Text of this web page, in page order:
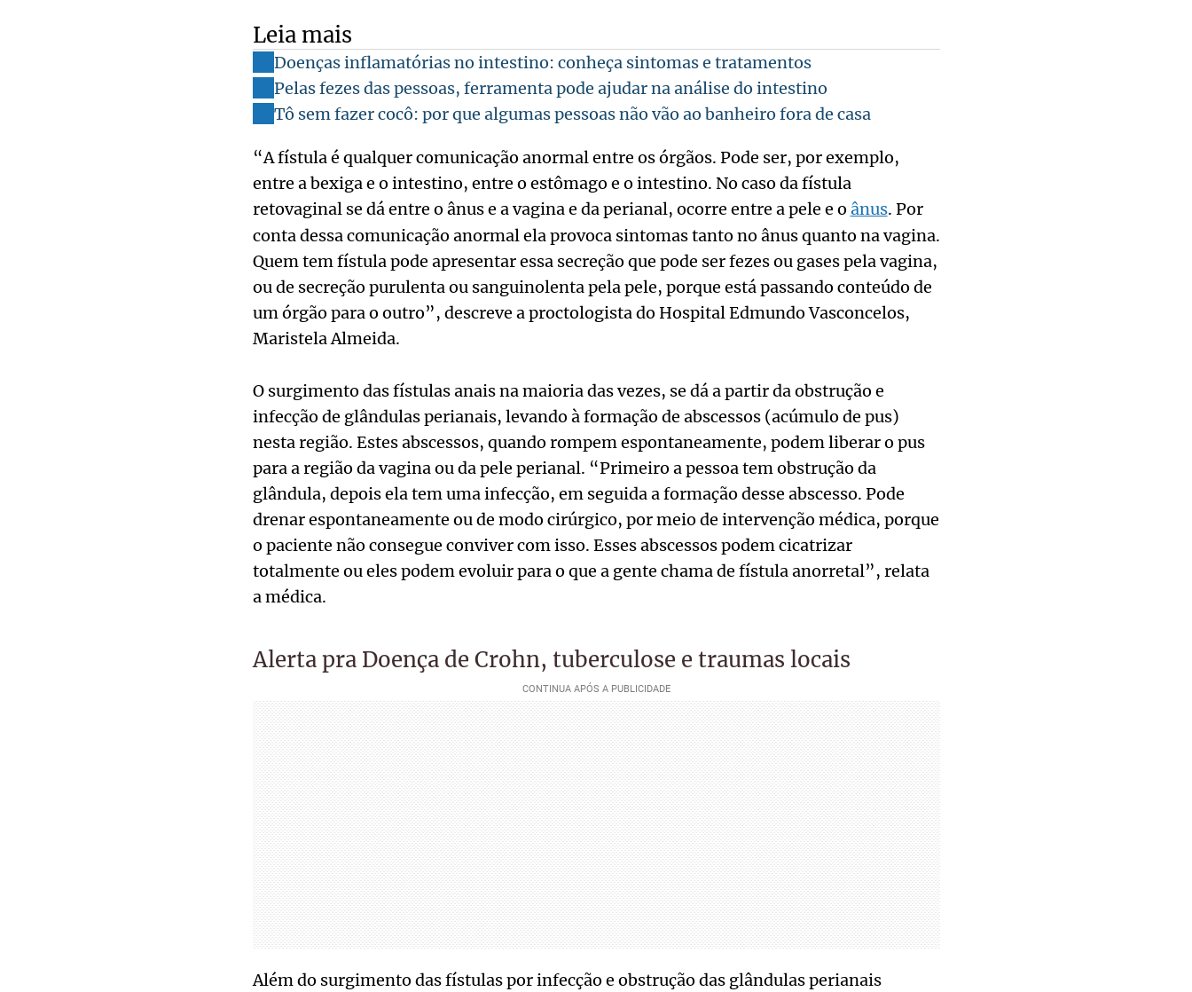
Leia mais
Doenças inflamatórias no intestino: conheça sintomas e tratamentos
Pelas fezes das pessoas, ferramenta pode ajudar na análise do intestino
Tô sem fazer cocô: por que algumas pessoas não vão ao banheiro fora de casa
“A fístula é qualquer comunicação anormal entre os órgãos. Pode ser, por exemplo,
entre a bexiga e o intestino, entre o estômago e o intestino. No caso da fístula
retovaginal se dá entre o ânus e a vagina e da perianal, ocorre entre a pele e o ânus. Por
conta dessa comunicação anormal ela provoca sintomas tanto no ânus quanto na vagina.
Quem tem fístula pode apresentar essa secreção que pode ser fezes ou gases pela vagina,
ou de secreção purulenta ou sanguinolenta pela pele, porque está passando conteúdo de
um órgão para o outro”, descreve a proctologista do Hospital Edmundo Vasconcelos,
Maristela Almeida.
O surgimento das fístulas anais na maioria das vezes, se dá a partir da obstrução e
infecção de glândulas perianais, levando à formação de abscessos (acúmulo de pus)
nesta região. Estes abscessos, quando rompem espontaneamente, podem liberar o pus
para a região da vagina ou da pele perianal. “Primeiro a pessoa tem obstrução da
glândula, depois ela tem uma infecção, em seguida a formação desse abscesso. Pode
drenar espontaneamente ou de modo cirúrgico, por meio de intervenção médica, porque
o paciente não consegue conviver com isso. Esses abscessos podem cicatrizar
totalmente ou eles podem evoluir para o que a gente chama de fístula anorretal”, relata
a médica.
Alerta pra Doença de Crohn, tuberculose e traumas locais
Além do surgimento das fístulas por infecção e obstrução das glândulas perianais